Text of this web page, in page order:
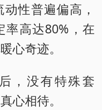
性普遍偏高，
率高达80%，在
心奇迹。
，没有特殊套
心相待。